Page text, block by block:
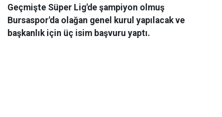
Geçmişte Süper Lig'de şampiyon olmuş
Bursaspor'da olağan genel kurul yapılacak ve
başkanlık için üç isim başvuru yaptı.